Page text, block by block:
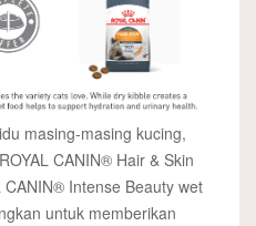
masing-masing kucing,
CANIN® Hair & Skin
Intense Beauty wet
untuk memberikan